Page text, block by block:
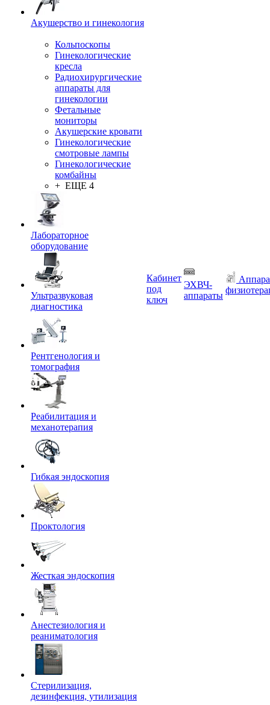
Акушерство и гинекология
Кольпоскопы
Гинекологические
кресла
Радиохирургические
аппараты для
гинекологии
Фетальные
мониторы
Акушерские кровати
Гинекологические
смотровые лампы
Гинекологические
комбайны
+ ЕЩЕ 4
Лабораторное
оборудование
Ультразвуковая
диагностика
Рентгенология и
томография
Реабилитация и
механотерапия
Гибкая эндоскопия
Проктология
Жесткая эндоскопия
Анестезиология и
реаниматология
Стерилизация,
дезинфекция, утилизация
Кабинет
под
ключ
ЭХВЧ-
аппараты